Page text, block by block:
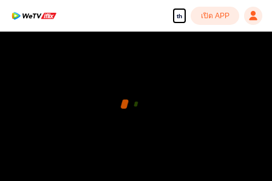
th เปิด APP